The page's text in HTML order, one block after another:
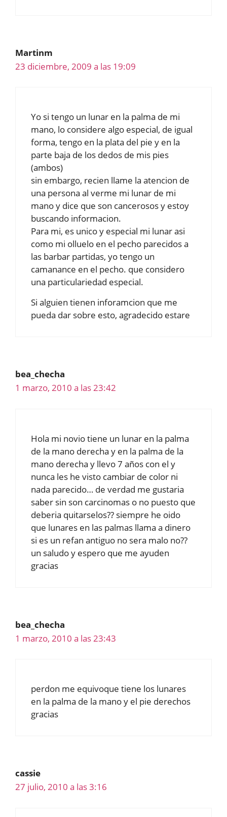
Martinm
23 diciembre, 2009 a las 19:09
Yo si tengo un lunar en la palma de mi
mano, lo considere algo especial, de igual
forma, tengo en la plata del pie y en la
parte baja de los dedos de mis pies
(ambos)
sin embargo, recien llame la atencion de
una persona al verme mi lunar de mi
mano y dice que son cancerosos y estoy
buscando informacion.
Para mi, es unico y especial mi lunar asi
como mi olluelo en el pecho parecidos a
las barbar partidas, yo tengo un
camanance en el pecho. que considero
una particulariedad especial.
Si alguien tienen inforamcion que me
pueda dar sobre esto, agradecido estare
bea_checha
1 marzo, 2010 a las 23:42
Hola mi novio tiene un lunar en la palma
de la mano derecha y en la palma de la
mano derecha y llevo 7 años con el y
nunca les he visto cambiar de color ni
nada parecido… de verdad me gustaria
saber sin son carcinomas o no puesto que
deberia quitarselos?? siempre he oido
que lunares en las palmas llama a dinero
si es un refan antiguo no sera malo no??
un saludo y espero que me ayuden
gracias
bea_checha
1 marzo, 2010 a las 23:43
perdon me equivoque tiene los lunares
en la palma de la mano y el pie derechos
gracias
cassie
27 julio, 2010 a las 3:16